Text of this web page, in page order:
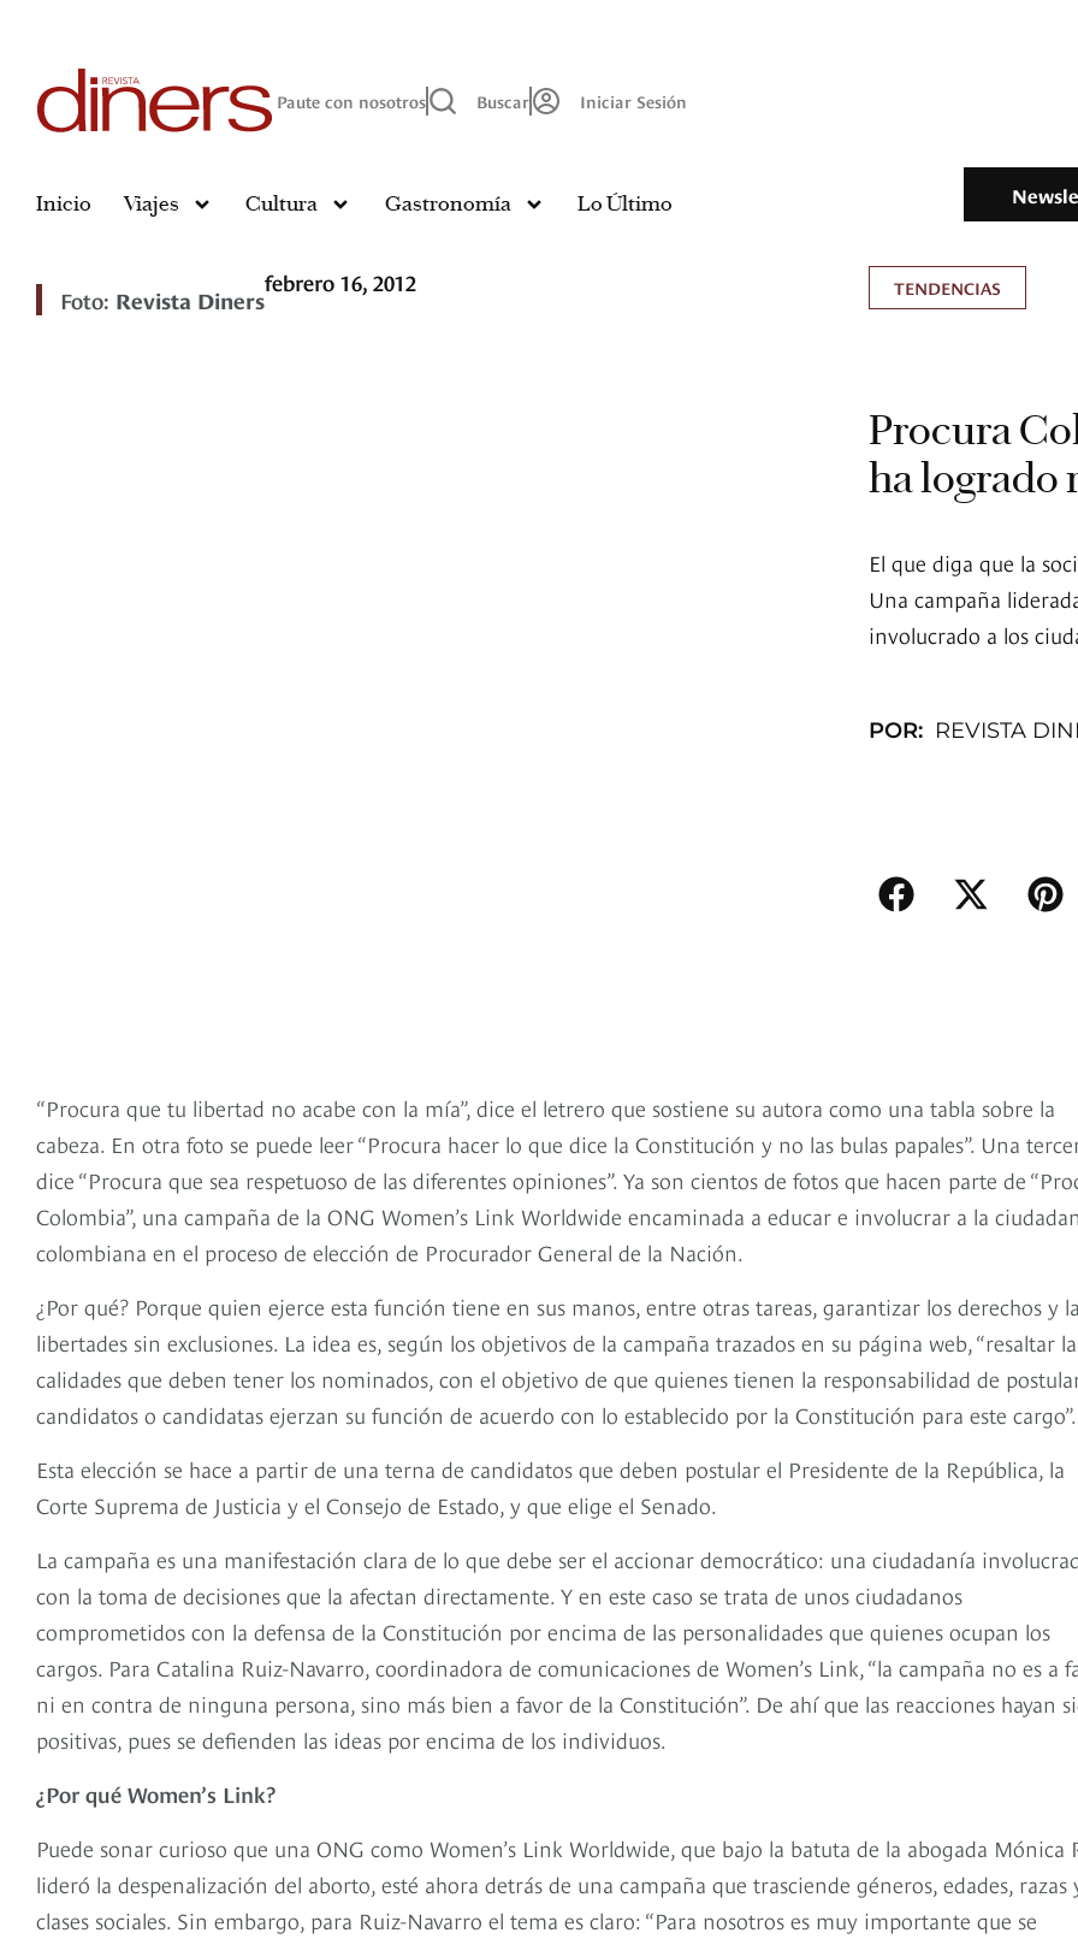
Paute con nosotros Buscar Iniciar Sesión
Inicio Viajes Cultura Gastronomía Lo Último
Foto: Revista Diners
febrero 16, 2012 TENDENCIAS
Procura
ha logrado
El que diga que la
Una campaña
involucrado a los
POR: REVISTA
“Procura que tu libertad no acabe con la mía”, dice el letrero que sostiene su autora como una tabla sobre la
cabeza. En otra foto se puede leer “Procura hacer lo que dice la Constitución y no las bulas papales”. Una
dice “Procura que sea respetuoso de las diferentes opiniones”. Ya son cientos de fotos que hacen parte de
Colombia”, una campaña de la ONG Women’s Link Worldwide encaminada a educar e involucrar a la
colombiana en el proceso de elección de Procurador General de la Nación.
¿Por qué? Porque quien ejerce esta función tiene en sus manos, entre otras tareas, garantizar los derechos y
libertades sin exclusiones. La idea es, según los objetivos de la campaña trazados en su página web, “resaltar
calidades que deben tener los nominados, con el objetivo de que quienes tienen la responsabilidad de
candidatos o candidatas ejerzan su función de acuerdo con lo establecido por la Constitución para este cargo”.
Esta elección se hace a partir de una terna de candidatos que deben postular el Presidente de la República, la
Corte Suprema de Justicia y el Consejo de Estado, y que elige el Senado.
La campaña es una manifestación clara de lo que debe ser el accionar democrático: una ciudadanía
con la toma de decisiones que la afectan directamente. Y en este caso se trata de unos ciudadanos
comprometidos con la defensa de la Constitución por encima de las personalidades que quienes ocupan los
cargos. Para Catalina Ruiz-Navarro, coordinadora de comunicaciones de Women’s Link, “la campaña no es a
ni en contra de ninguna persona, sino más bien a favor de la Constitución”. De ahí que las reacciones hayan
positivas, pues se defienden las ideas por encima de los individuos.
¿Por qué Women’s Link?
Puede sonar curioso que una ONG como Women’s Link Worldwide, que bajo la batuta de la abogada Mónica
lideró la despenalización del aborto, esté ahora detrás de una campaña que trasciende géneros, edades, razas
clases sociales. Sin embargo, para Ruiz-Navarro el tema es claro: “Para nosotros es muy importante que se